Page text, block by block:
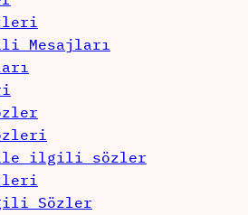
Mesajları
ile ilgili sözler
Sözler